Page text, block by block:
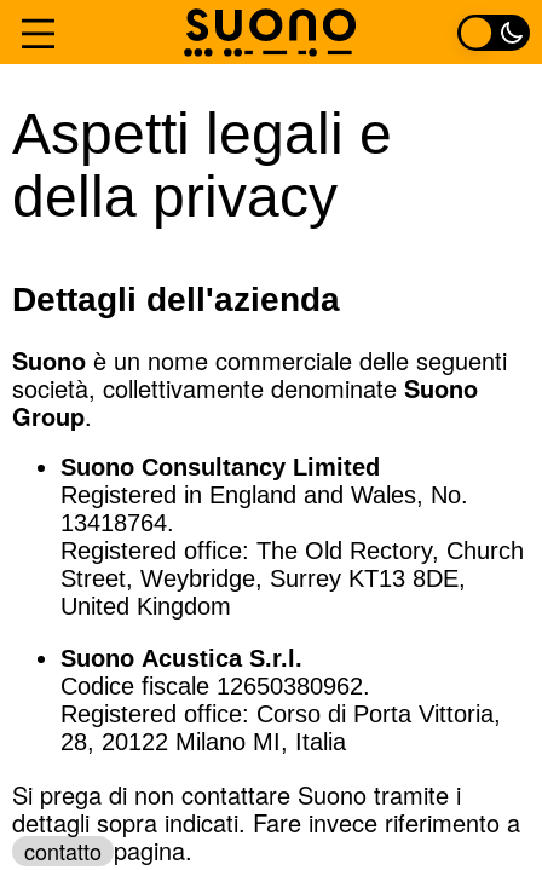
Home
Fibre
Di
Contatto
contenuto
Aspetti legali e
della privacy
Dettagli dell'azienda
Suono è un nome commerciale delle seguenti
società, collettivamente denominate Suono
Group.
Suono Consultancy Limited
Registered in England and Wales, No.
13418764.
Registered office: The Old Rectory, Church
Street, Weybridge, Surrey KT13 8DE,
United Kingdom
Suono Acustica S.r.l.
Codice fiscale 12650380962.
Registered office: Corso di Porta Vittoria,
28, 20122 Milano MI, Italia
Si prega di non contattare Suono tramite i
dettagli sopra indicati. Fare invece riferimento a
contatto pagina.